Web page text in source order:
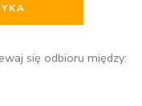
się odbioru między: